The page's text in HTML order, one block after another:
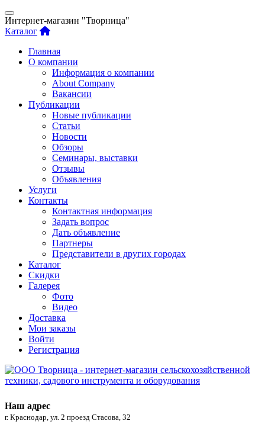
Интернет-магазин "Творница"
Каталог
Главная
О компании
Информация о компании
About Company
Вакансии
Публикации
Новые публикации
Статьи
Новости
Обзоры
Семинары, выставки
Отзывы
Объявления
Услуги
Контакты
Контактная информация
Задать вопрос
Дать объявление
Партнеры
Представители в других городах
Каталог
Скидки
Галерея
Фото
Видео
Доставка
Мои заказы
Войти
Регистрация
Наш адрес
г. Краснодар, ул. 2 проезд Стасова, 32